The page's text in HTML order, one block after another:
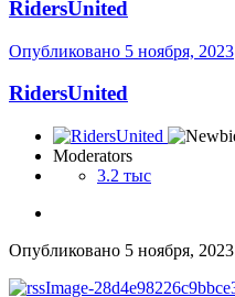
RidersUnited
Опубликовано 5 ноября, 2023
RidersUnited
Moderators
3.2 тыс
Опубликовано 5 ноября, 2023